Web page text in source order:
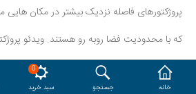
خانه جستجو
0
سبد خرید
پروژکتورهای فاصله نزدیک بیشتر در مکان هایی
که با محدودیت فضا روبه رو هستند. ویدئو
مناسبی برای محیط های خانگی و دورهمی های خا